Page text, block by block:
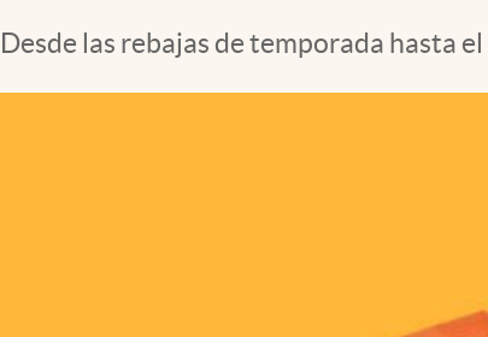
Desde las rebajas de temporada hasta